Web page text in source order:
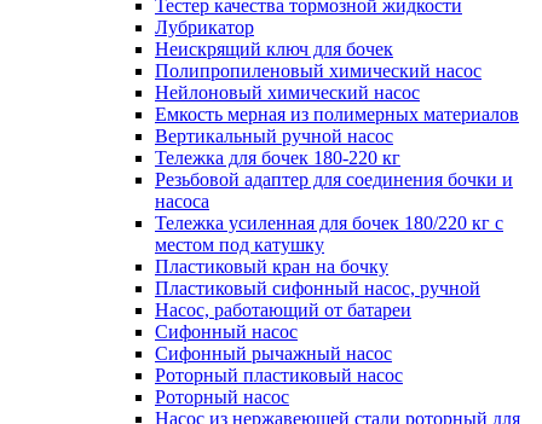
Тестер качества тормозной жидкости
Лубрикатор
Неискрящий ключ для бочек
Полипропиленовый химический насос
Нейлоновый химический насос
Емкость мерная из полимерных материалов
Вертикальный ручной насос
Тележка для бочек 180-220 кг
Резьбовой адаптер для соединения бочки и
насоса
Тележка усиленная для бочек 180/220 кг с
местом под катушку
Пластиковый кран на бочку
Пластиковый сифонный насос, ручной
Насос, работающий от батареи
Сифонный насос
Сифонный рычажный насос
Роторный пластиковый насос
Роторный насос
Насос из нержавеющей стали роторный для